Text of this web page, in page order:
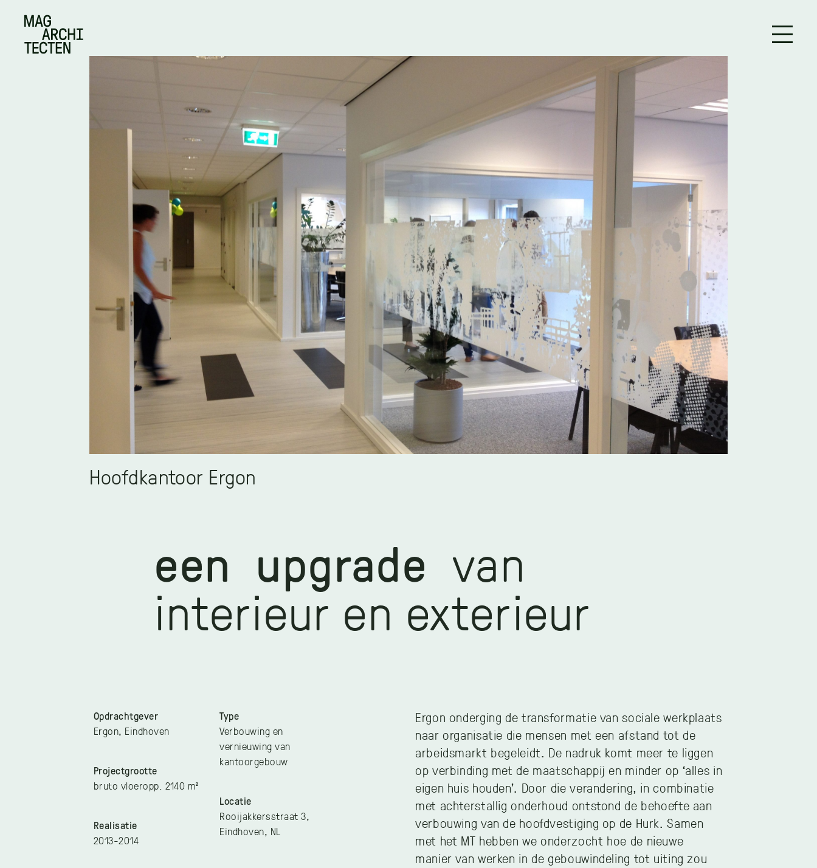
Hoofdkantoor Ergon
een upgrade van
interieur en exterieur
Opdrachtgever
Ergon, Eindhoven
Projectgrootte
bruto vloeropp. 2140 m²
Realisatie
2013-2014
Type
Verbouwing en
vernieuwing van
kantoorgebouw
Locatie
Rooijakkersstraat 3,
Eindhoven, NL
Ergon onderging de transformatie van sociale werkplaats
naar organisatie die mensen met een afstand tot de
arbeidsmarkt begeleidt. De nadruk komt meer te liggen
op verbinding met de maatschappij en minder op ‘alles in
eigen huis houden’. Door die verandering, in combinatie
met achterstallig onderhoud ontstond de behoefte aan
verbouwing van de hoofdvestiging op de Hurk. Samen
met het MT hebben we onderzocht hoe de nieuwe
manier van werken in de gebouwindeling tot uiting zou